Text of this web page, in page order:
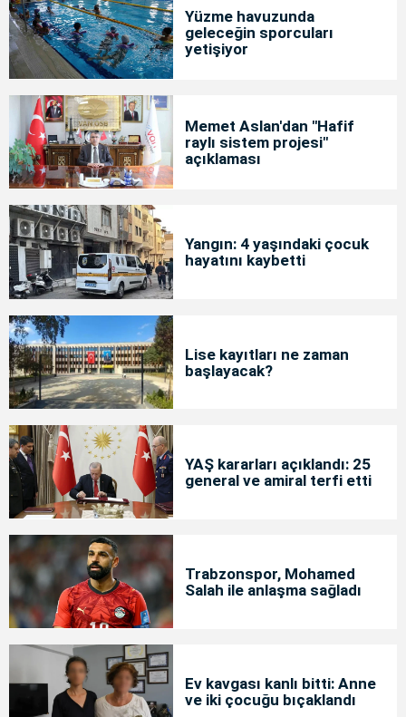
Yüzme havuzunda
geleceğin sporcuları
yetişiyor
Memet Aslan'dan "Hafif
raylı sistem projesi"
açıklaması
Yangın: 4 yaşındaki çocuk
hayatını kaybetti
Lise kayıtları ne zaman
başlayacak?
YAŞ kararları açıklandı: 25
general ve amiral terfi etti
Trabzonspor, Mohamed
Salah ile anlaşma sağladı
Ev kavgası kanlı bitti: Anne
ve iki çocuğu bıçaklandı